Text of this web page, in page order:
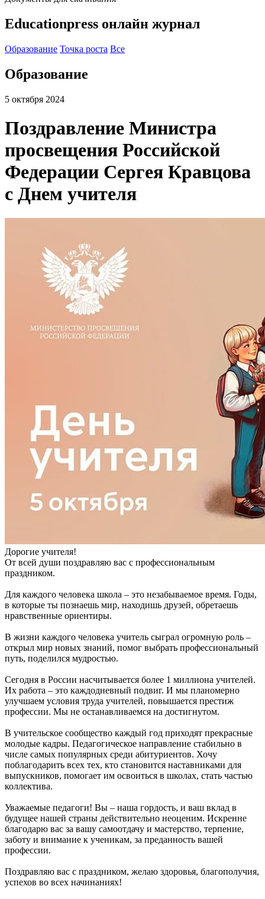
Educationpress онлайн журнал
Образование Точка роста Все
Образование
5 октября 2024
Поздравление Министра
просвещения Российской
Федерации Сергея Кравцова
с Днем учителя
Дорогие учителя!
От всей души поздравляю вас с профессиональным
праздником.
Для каждого человека школа – это незабываемое время. Годы,
в которые ты познаешь мир, находишь друзей, обретаешь
нравственные ориентиры.
В жизни каждого человека учитель сыграл огромную роль –
открыл мир новых знаний, помог выбрать профессиональный
путь, поделился мудростью.
Сегодня в России насчитывается более 1 миллиона учителей.
Их работа – это каждодневный подвиг. И мы планомерно
улучшаем условия труда учителей, повышается престиж
профессии. Мы не останавливаемся на достигнутом.
В учительское сообщество каждый год приходят прекрасные
молодые кадры. Педагогическое направление стабильно в
числе самых популярных среди абитуриентов. Хочу
поблагодарить всех тех, кто становится наставниками для
выпускников, помогает им освоиться в школах, стать частью
коллектива.
Уважаемые педагоги! Вы – наша гордость, и ваш вклад в
будущее нашей страны действительно неоценим. Искренне
благодарю вас за вашу самоотдачу и мастерство, терпение,
заботу и внимание к ученикам, за преданность вашей
профессии.
Поздравляю вас с праздником, желаю здоровья, благополучия,
успехов во всех начинаниях!